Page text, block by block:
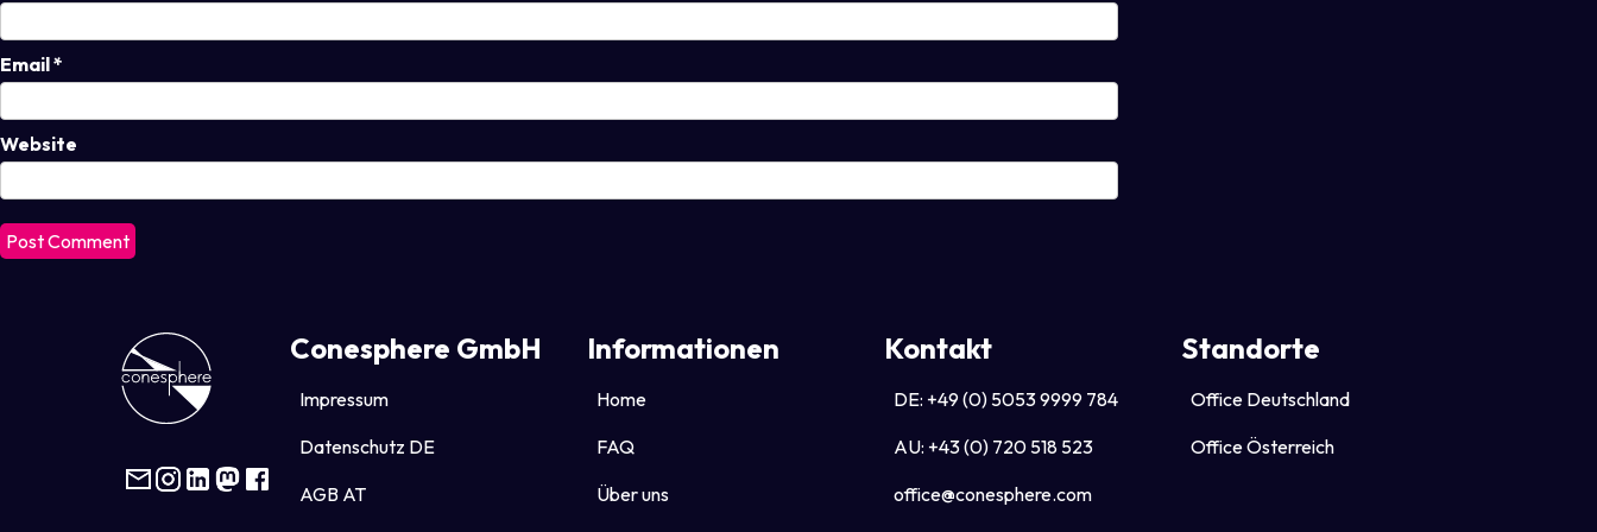
Email*
Website
Conesphere GmbH
Impressum
Datenschutz DE
AGB AT
Informationen
Home
FAQ
Über uns
Kontakt
DE: +49 (0) 5053 9999 784
AU: +43 (0) 720 518 523
office@conesphere.com
Standorte
Office Deutschland
Office Österreich